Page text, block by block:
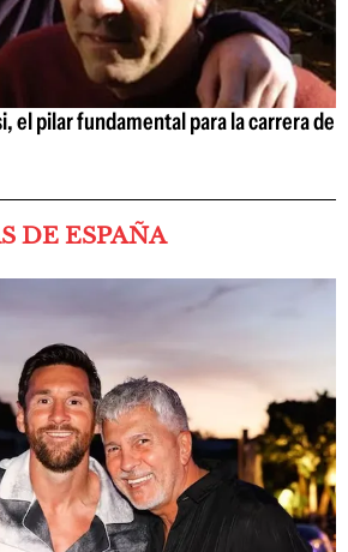
el pilar fundamental para la carrera de
DE ESPAÑA